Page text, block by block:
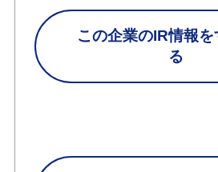
この企業のIR情報
る